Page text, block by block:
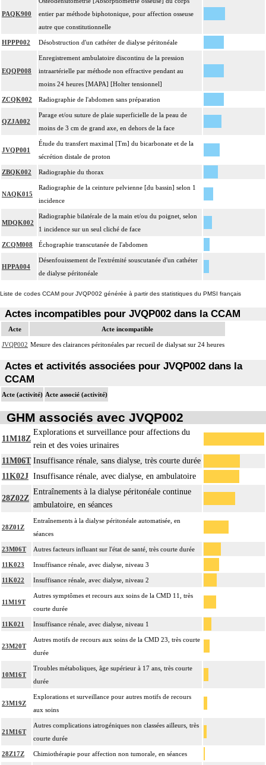
PAQK900
entier par méthode biphotonique, pour affection osseuse
autre que constitutionnelle
HPPP002 Désobstruction d'un cathéter de dialyse péritonéale
EQQP008
Enregistrement ambulatoire discontinu de la pression
intraartérielle par méthode non effractive pendant au
moins 24 heures [MAPA] [Holter tensionnel]
ZCQK002 Radiographie de l'abdomen sans préparation
QZJA002
Parage et/ou suture de plaie superficielle de la peau de
moins de 3 cm de grand axe, en dehors de la face
JVQP001
Étude du transfert maximal [Tm] du bicarbonate et de la
sécrétion distale de proton
ZBQK002 Radiographie du thorax
NAQK015
Radiographie de la ceinture pelvienne [du bassin] selon 1
incidence
MDQK002
Radiographie bilatérale de la main et/ou du poignet, selon
1 incidence sur un seul cliché de face
ZCQM008 Échographie transcutanée de l'abdomen
HPPA004
Désenfouissement de l'extrémité souscutanée d'un cathéter
de dialyse péritonéale
Liste de codes CCAM pour JVQP002 générée à partir des statistiques du PMSI français
Actes incompatibles pour JVQP002 dans la CCAM
Acte Acte incompatible
JVQP002 Mesure des clairances péritonéales par recueil de dialysat sur 24 heures
Actes et activités associées pour JVQP002 dans la
CCAM
Acte (activité) Acte associé (activité)
GHM associés avec JVQP002
11M18Z
Explorations et surveillance pour affections du
rein et des voies urinaires
11M06T Insuffisance rénale, sans dialyse, très courte durée
11K02J Insuffisance rénale, avec dialyse, en ambulatoire
28Z02Z
Entraînements à la dialyse péritonéale continue
ambulatoire, en séances
28Z01Z
Entraînements à la dialyse péritonéale automatisée, en
séances
23M06T Autres facteurs influant sur l'état de santé, très courte durée
11K023 Insuffisance rénale, avec dialyse, niveau 3
11K022 Insuffisance rénale, avec dialyse, niveau 2
11M19T
Autres symptômes et recours aux soins de la CMD 11, très
courte durée
11K021 Insuffisance rénale, avec dialyse, niveau 1
23M20T
Autres motifs de recours aux soins de la CMD 23, très courte
durée
10M16T
Troubles métaboliques, âge supérieur à 17 ans, très courte
durée
23M19Z
Explorations et surveillance pour autres motifs de recours
aux soins
21M16T
Autres complications iatrogéniques non classées ailleurs, très
courte durée
28Z17Z Chimiothérapie pour affection non tumorale, en séances